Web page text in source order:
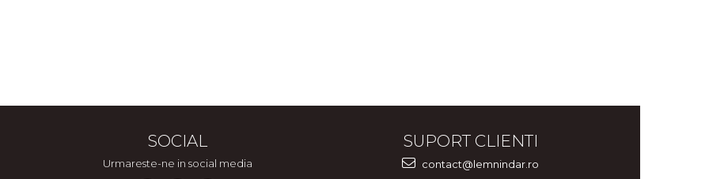
SOCIAL
Urmareste-ne in social media
SUPORT CLIENTI
contact@lemnindar.ro